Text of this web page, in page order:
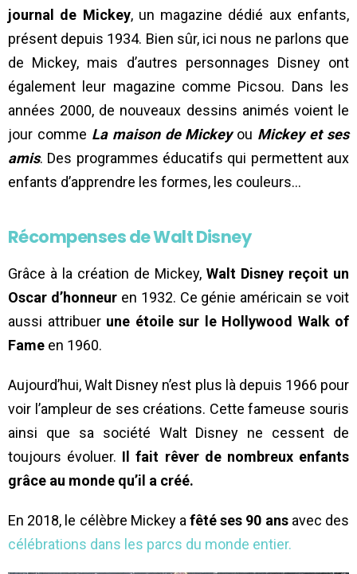
journal de Mickey, un magazine dédié aux enfants,
présent depuis 1934. Bien sûr, ici nous ne parlons que
de Mickey, mais d’autres personnages Disney ont
également leur magazine comme Picsou. Dans les
années 2000, de nouveaux dessins animés voient le
jour comme La maison de Mickeyou Mickey et ses
amis. Des programmes éducatifs qui permettent aux
enfants d’apprendre les formes, les couleurs…
Récompenses de Walt Disney
Grâce à la création de Mickey, Walt Disney reçoit un
Oscar d’honneuren 1932. Ce génie américain se voit
aussi attribuer une étoile sur le Hollywood Walk of
Fame en 1960.
Aujourd’hui, Walt Disney n’est plus là depuis 1966 pour
voir l’ampleur de ses créations. Cette fameuse souris
ainsi que sa société Walt Disney ne cessent de
toujours évoluer. Il fait rêver de nombreux enfants
grâce au monde qu’il a créé.
En 2018, le célèbre Mickey afêté ses 90 ansavec des
célébrations dans les parcs du monde entier.